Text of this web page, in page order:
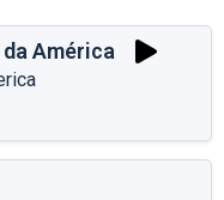
América